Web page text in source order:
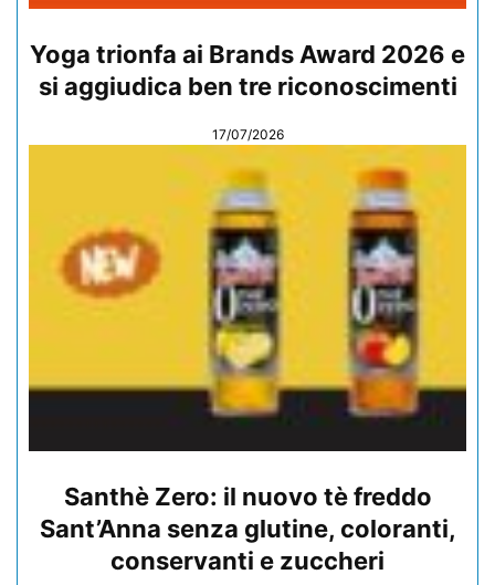
Yoga trionfa ai Brands Award 2026 e
si aggiudica ben tre riconoscimenti
17/07/2026
Santhè Zero: il nuovo tè freddo
Sant’Anna senza glutine, coloranti,
conservanti e zuccheri